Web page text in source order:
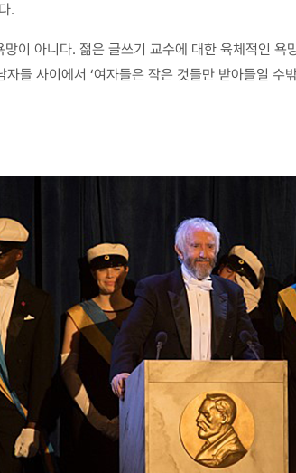
.
이 아니다. 젊은 글쓰기 교수에 대한 육체적인
들 사이에서 ‘여자들은 작은 것들만 받아들일 수